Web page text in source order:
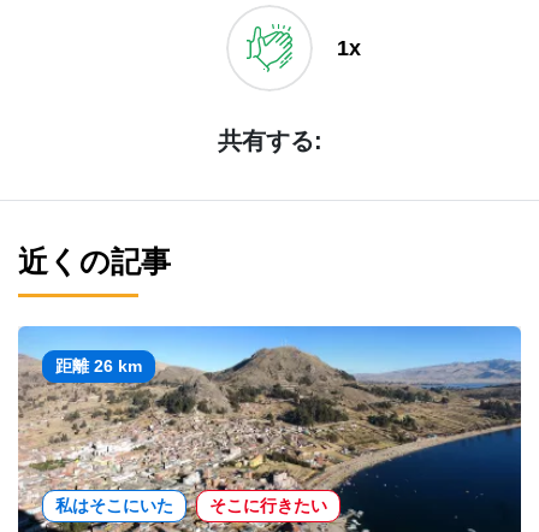
1x
共有する:
近くの記事
距離 26 km
私はそこにいた そこに行きたい